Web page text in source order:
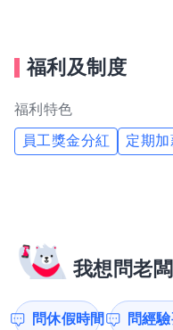
福利及制度
福利特色
員工獎金分紅 定期加
我想問老
問休假時間 問經